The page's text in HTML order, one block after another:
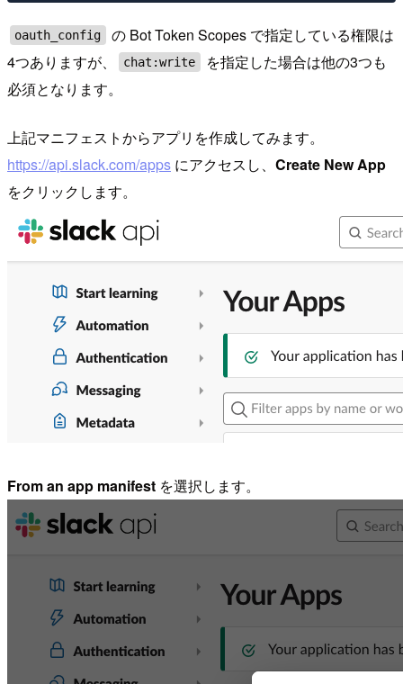
oauth_config
の Bot Token Scopes で指定している権限は
4つありますが、
chat:write
を指定した場合は他の3つも
必須となります。
上記マニフェストからアプリを作成してみます。
https://api.slack.com/apps にアクセスし、 Create New App
をクリックします。
From an app manifest を選択します。